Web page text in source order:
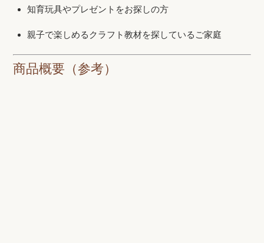
知育玩具やプレゼントをお探しの方
親子で楽しめるクラフト教材を探しているご家庭
商品概要（参考）